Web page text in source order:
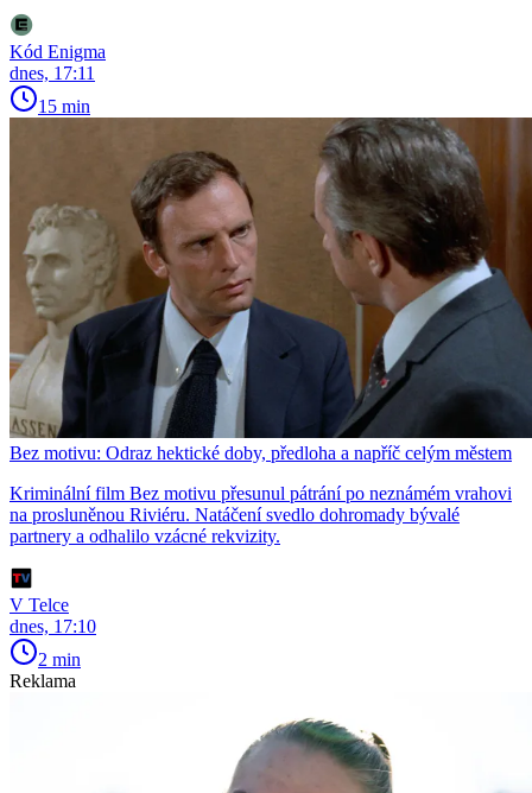
Kód Enigma
dnes, 17:11
15 min
Bez motivu: Odraz hektické doby, předloha a napříč celým městem
Kriminální film Bez motivu přesunul pátrání po neznámém vrahovi
na prosluněnou Riviéru. Natáčení svedlo dohromady bývalé
partnery a odhalilo vzácné rekvizity.
V Telce
dnes, 17:10
2 min
Reklama